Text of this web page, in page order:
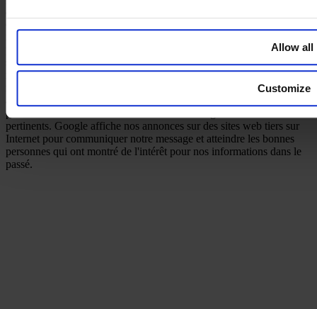
Allow all
Customize
partie du site web Facebook ou de Meta Platforms, Inc. De plus, ce
site web n'est en aucun cas soutenu par Meta. Facebook est une
marque de Meta Platforms, Inc. Nous utilisons des pixels/cookies de
remarketing Google sur ce site web pour communiquer à nouveau
pouvoir les atteindre à l'avenir avec des messages et informations
pertinents. Google affiche nos annonces sur des sites web tiers sur
Internet pour communiquer notre message et atteindre les bonnes
personnes qui ont montré de l'intérêt pour nos informations dans le
passé.